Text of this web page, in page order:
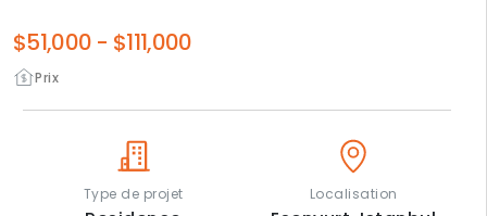
Prix
$51,000 - $111,000
Type de projet Localisation